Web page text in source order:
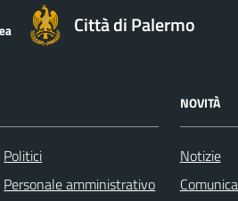
Città di Palermo
Politici
Personale amministrativo
NOVITÀ
Notizie